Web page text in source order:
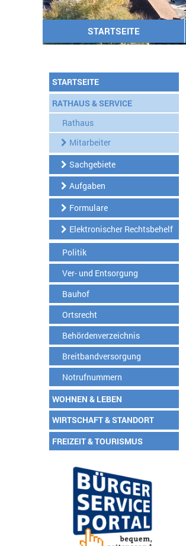
STARTSEITE
STARTSEITE
RATHAUS & SERVICE
Rathaus
Mitarbeiter
Sachgebiete
Aufgaben
Formulare
Elektronischer Rechtsbehelf
Politik
Ver- und Entsorgung
Bauhof
Ortsrecht
Behördenverzeichnis
Breitbandversorgung
Notrufnummern
WOHNEN & LEBEN
WIRTSCHAFT & STANDORT
FREIZEIT & TOURISMUS